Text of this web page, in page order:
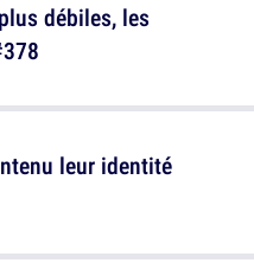
leur identité
débiles, les